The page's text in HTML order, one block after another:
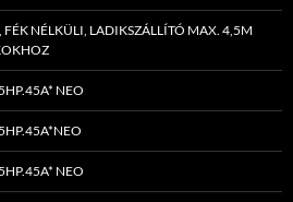
NÉLKÜLI, LADIKSZÁLLÍTÓ MAX. 4,5M
NEO
NEO